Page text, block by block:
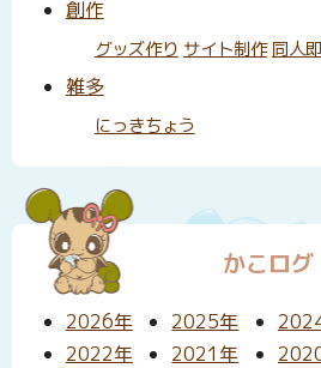
創作
グッズ作り サイト制作 同人
雑多
にっきちょう
かこログ
2026年 2025年
2022年
2021年